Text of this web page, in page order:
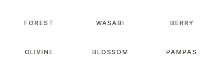
FOREST WASABI BERRY
OLIVINE BLOSSOM PAMPAS